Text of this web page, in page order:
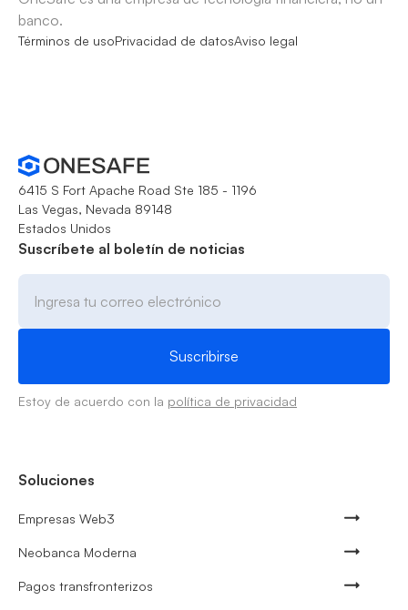
banco.
Términos de usoPrivacidad de datosAviso legal
6415 S Fort Apache Road Ste 185 - 1196
Las Vegas, Nevada 89148
Estados Unidos
Suscríbete al boletín de noticias
Estoy de acuerdo con la política de privacidad
Soluciones
Empresas Web3
Neobanca Moderna
Pagos transfronterizos